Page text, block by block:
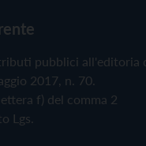
pubblici all'editoria
2017, n. 70.
f) del comma 2
Lgs.